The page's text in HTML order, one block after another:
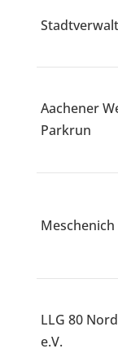
Aachener
Parkrun
Meschenich
LLG 80
e.V.